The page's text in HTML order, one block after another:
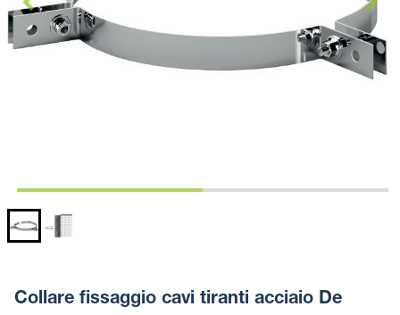
Collare fissaggio cavi tiranti acciaio De